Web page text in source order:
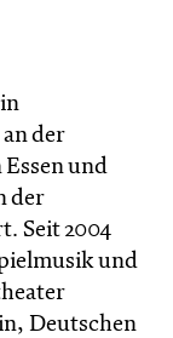
der
und
der
Seit 2004
und
Deutschen